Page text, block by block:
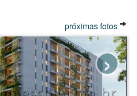
próximas fotos
›